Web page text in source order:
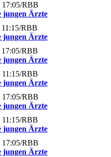
17:05/RBB
jungen Ärzte
/RBB
jungen Ärzte
/RBB
jungen Ärzte
11:15/RBB
jungen Ärzte
17:05/RBB
jungen Ärzte
11:15/RBB
jungen Ärzte
17:05/RBB
jungen Ärzte